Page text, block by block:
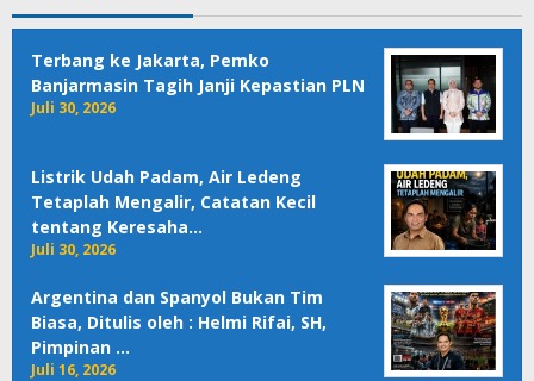
Terbang ke Jakarta, Pemko
Banjarmasin Tagih Janji Kepastian PLN
Juli 30, 2026
Listrik Udah Padam, Air Ledeng
Tetaplah Mengalir, Catatan Kecil
tentang Keresaha…
Juli 30, 2026
Argentina dan Spanyol Bukan Tim
Biasa, Ditulis oleh : Helmi Rifai, SH,
Pimpinan …
Juli 16, 2026